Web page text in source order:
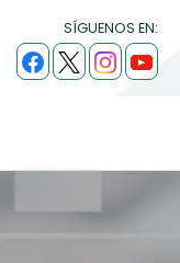
SÍGUENOS EN: